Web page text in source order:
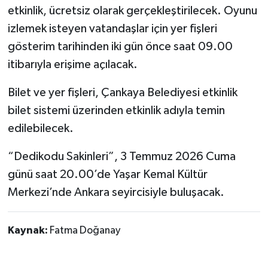
etkinlik, ücretsiz olarak gerçekleştirilecek. Oyunu
izlemek isteyen vatandaşlar için yer fişleri
gösterim tarihinden iki gün önce saat 09.00
itibarıyla erişime açılacak.
Bilet ve yer fişleri, Çankaya Belediyesi etkinlik
bilet sistemi üzerinden etkinlik adıyla temin
edilebilecek.
“Dedikodu Sakinleri”, 3 Temmuz 2026 Cuma
günü saat 20.00’de Yaşar Kemal Kültür
Merkezi’nde Ankara seyircisiyle buluşacak.
Kaynak: Fatma Doğanay